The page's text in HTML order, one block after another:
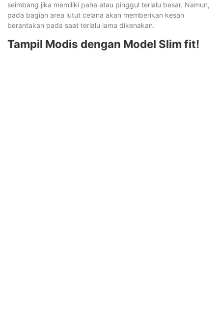
seimbang jika memiliki paha atau pinggul terlalu besar. Namun,
pada bagian area lutut celana akan memberikan kesan
berantakan pada saat terlalu lama dikenakan.
Tampil Modis dengan Model Slim fit!